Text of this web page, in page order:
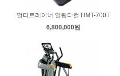
멀티트레이너 일립티컬 HMT-700T
6,800,000원